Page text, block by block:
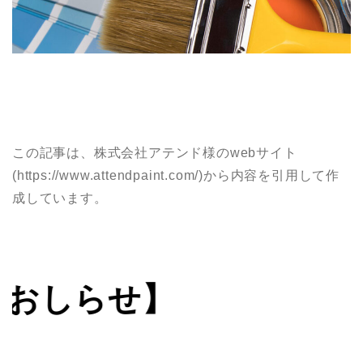
この記事は、株式会社アテンド様のwebサイト
(https://www.attendpaint.com/)から内容を引用して作
成しています。